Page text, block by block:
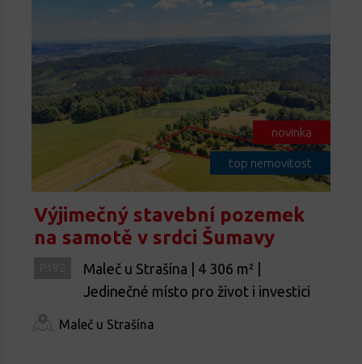
novinka
top nemovitost
Výjimečný stavební pozemek
na samotě v srdci Šumavy
Maleč u Strašína | 4 306 m² |
Jedinečné místo pro život i investici
Maleč u Strašína